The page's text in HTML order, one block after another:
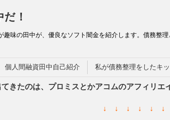
！
趣味の田中が、優良なソフト闇金を紹介します。債務整
個人間融資田中自己紹介 私が債務整理をしたキ
きたのは、プロミスとかアコムのアフィリエ
↓ ↓ ↓ ↓ ↓